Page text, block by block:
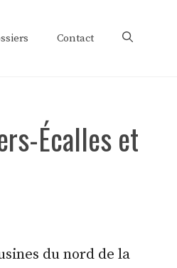
Contact
Écalles et
du nord de la